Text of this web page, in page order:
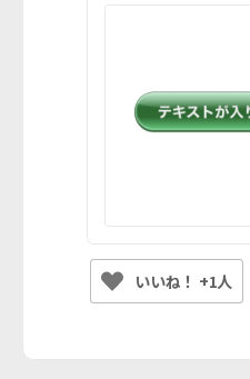
いいね！ +1人